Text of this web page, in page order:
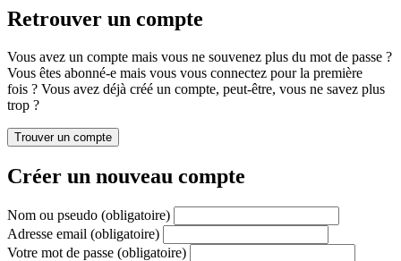
Retrouver un compte
Vous avez un compte mais vous ne souvenez plus du mot de passe ?
Vous êtes abonné-e mais vous vous connectez pour la première
fois ? Vous avez déjà créé un compte, peut-être, vous ne savez plus
trop ?
Créer un nouveau compte
Nom ou pseudo (obligatoire)
Adresse email (obligatoire)
Votre mot de passe (obligatoire)